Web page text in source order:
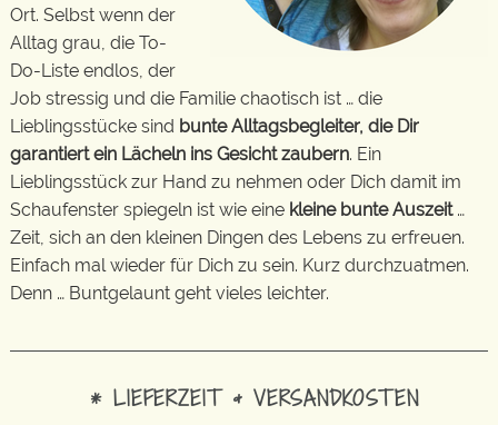
Ort. Selbst wenn der
Alltag grau, die To-
Do-Liste endlos, der
Job stressig und die Familie chaotisch ist … die
Lieblingsstücke sind bunte Alltagsbegleiter, die Dir
garantiert ein Lächeln ins Gesicht zaubern. Ein
Lieblingsstück zur Hand zu nehmen oder Dich damit im
Schaufenster spiegeln ist wie eine kleine bunte Auszeit…
Zeit, sich an den kleinen Dingen des Lebens zu erfreuen.
Einfach mal wieder für Dich zu sein. Kurz durchzuatmen.
Denn … Buntgelaunt geht vieles leichter.
* LIEFERZEIT & VERSANDKOSTEN